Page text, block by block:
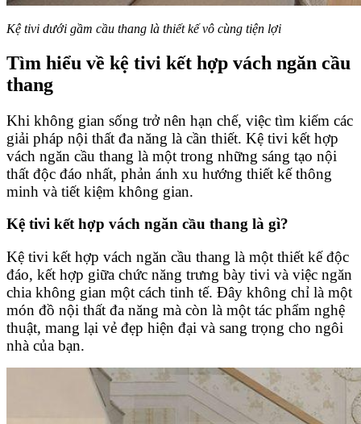
Kệ tivi dưới gầm cầu thang là thiết kế vô cùng tiện lợi
Tìm hiểu về kệ tivi kết hợp vách ngăn cầu
thang
Khi không gian sống trở nên hạn chế, việc tìm kiếm các
giải pháp nội thất đa năng là cần thiết. Kệ tivi kết hợp
vách ngăn cầu thang là một trong những sáng tạo nội
thất độc đáo nhất, phản ánh xu hướng thiết kế thông
minh và tiết kiệm không gian.
Kệ tivi kết hợp vách ngăn cầu thang là gì?
Kệ tivi kết hợp vách ngăn cầu thang là một thiết kế độc
đáo, kết hợp giữa chức năng trưng bày tivi và việc ngăn
chia không gian một cách tinh tế. Đây không chỉ là một
món đồ nội thất đa năng mà còn là một tác phẩm nghệ
thuật, mang lại vẻ đẹp hiện đại và sang trọng cho ngôi
nhà của bạn.